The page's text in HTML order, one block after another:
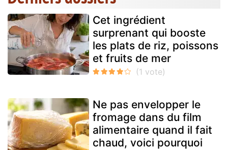
Cet ingrédient
surprenant qui booste
les plats de riz, poissons
et fruits de mer
Ne pas envelopper le
fromage dans du film
alimentaire quand il fait
chaud, voici pourquoi